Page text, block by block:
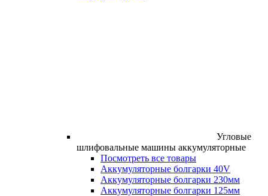
Угловые
шлифовальные машины аккумуляторные
Посмотреть все товары
Аккумуляторные болгарки 40V
Аккумуляторные болгарки 230мм
Аккумуляторные болгарки 125мм